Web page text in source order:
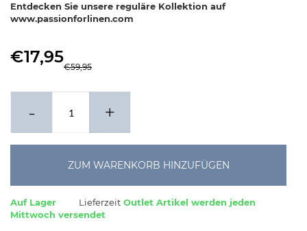
Entdecken Sie unsere reguläre Kollektion auf
www.passionforlinen.com
€17,95
€59,95
- +
ZUM WARENKORB HINZUFÜGEN
Auf Lager Lieferzeit Outlet Artikel werden jeden
Mittwoch versendet